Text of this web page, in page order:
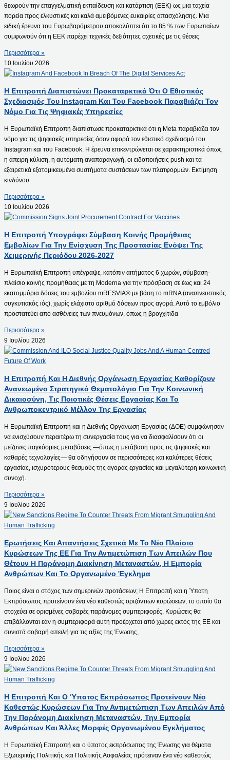
θεωρούν την επαγγελματική εκπαίδευση και κατάρτιση (ΕΕΚ) ως μια ταχεία
πορεία προς ελκυστικές και καλά αμειβόμενες ευκαιρίες απασχόλησης. Μια
ειδική έρευνα του Ευρωβαρόμετρου αποκαλύπτει ότι το 85 % των Ευρωπαίων
συμφωνούν ότι η ΕΕΚ παρέχει τεχνικές δεξιότητες σχετικές με τις θέσεις
Περισσότερα »
10 Ιουλίου 2026
Η Επιτροπή Διαπιστώνει Προκαταρκτικά Ότι Ο Εθιστικός
Σχεδιασμός Του Instagram Και Του Facebook Παραβιάζει Τον
Νόμο Για Τις Ψηφιακές Υπηρεσίες
H Ευρωπαϊκή Επιτροπή διαπίστωσε προκαταρκτικά ότι η Meta παραβιάζει τον
νόμο για τις ψηφιακές υπηρεσίες όσον αφορά τον εθιστικό σχεδιασμό του
Instagram και του Facebook. Η έρευνα επικεντρώνεται σε χαρακτηριστικά όπως
η άπειρη κύλιση, η αυτόματη αναπαραγωγή, οι ειδοποιήσεις push και τα
εξαιρετικά εξατομικευμένα συστήματα συστάσεων των πλατφορμών. Εκτίμηση
κινδύνου
Περισσότερα »
10 Ιουλίου 2026
Η Επιτροπή Υπογράφει Σύμβαση Κοινής Προμήθειας
Εμβολίων Για Την Ενίσχυση Της Προστασίας Ενόψει Της
Χειμερινής Περιόδου 2026-2027
Η Ευρωπαϊκή Επιτροπή υπέγραψε, κατόπιν αιτήματος 6 χωρών, σύμβαση-
πλαίσιο κοινής προμήθειας με τη Moderna για την πρόσβαση σε έως και 24
εκατομμύρια δόσεις του εμβολίου mRESVIA® με βάση το mRNA (αναπνευστικός
συγκυτιακός ιός), χωρίς ελάχιστο αριθμό δόσεων προς αγορά. Αυτό το εμβόλιο
προστατεύει από ασθένειες των πνευμόνων, όπως η βρογχίτιδα
Περισσότερα »
9 Ιουλίου 2026
Η Επιτροπή Και Η Διεθνής Οργάνωση Εργασίας Καθορίζουν
Ανανεωμένο Στρατηγικό Θεματολόγιο Για Την Κοινωνική
Δικαιοσύνη, Τις Ποιοτικές Θέσεις Εργασίας Και Το
Ανθρωποκεντρικό Μέλλον Της Εργασίας
Η Ευρωπαϊκή Επιτροπή και η Διεθνής Οργάνωση Εργασίας (ΔΟΕ) συμφώνησαν
να ενισχύσουν περαιτέρω τη συνεργασία τους για να διασφαλίσουν ότι οι
μείζονες παγκόσμιες μεταβάσεις —όπως η μετάβαση προς τις ψηφιακές και
καθαρές τεχνολογίες— θα οδηγήσουν σε περισσότερες και καλύτερες θέσεις
εργασίας, ισχυρότερους θεσμούς της αγοράς εργασίας και μεγαλύτερη κοινωνική
συνοχή.
Περισσότερα »
9 Ιουλίου 2026
Ερωτήσεις Και Απαντήσεις Σχετικά Με Το Νέο Πλαίσιο
Κυρώσεων Της ΕΕ Για Την Αντιμετώπιση Των Απειλών Που
Θέτουν Η Παράνομη Διακίνηση Μεταναστών, Η Εμπορία
Ανθρώπων Και Το Οργανωμένο Έγκλημα
Ποιος είναι ο στόχος των σημερινών προτάσεων; Η Επιτροπή και η Ύπατη
Εκπρόσωπος προτείνουν ένα νέο καθεστώς οριζόντιων κυρώσεων, το οποίο θα
στοχεύει σε ορισμένες σοβαρές παράνομες συμπεριφορές. Κυρώσεις θα
επιβάλλονται εάν η συμπεριφορά αυτή προέρχεται από χώρες εκτός της ΕΕ και
συνιστά σοβαρή απειλή για τις αξίες της Ένωσης,
Περισσότερα »
9 Ιουλίου 2026
Η Επιτροπή Και Ο Ύπατος Εκπρόσωπος Προτείνουν Νέο
Καθεστώς Κυρώσεων Για Την Αντιμετώπιση Των Απειλών Από
Την Παράνομη Διακίνηση Μεταναστών, Την Εμπορία
Ανθρώπων Και Άλλες Μορφές Οργανωμένου Εγκλήματος
Η Ευρωπαϊκή Επιτροπή και ο ύπατος εκπρόσωπος της Ένωσης για θέματα
Εξωτερικής Πολιτικής και Πολιτικής Ασφαλείας πρότειναν ένα νέο καθεστώς